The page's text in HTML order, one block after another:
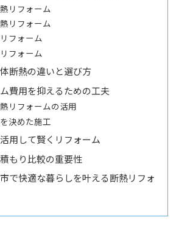
リフォーム
リフォーム
フォーム
フォーム
断熱の違いと選び方
費用を抑えるための工夫
リフォームの活用
決めた施工
用して賢くリフォーム
もり比較の重要性
で快適な暮らしを叶える断熱リフォ